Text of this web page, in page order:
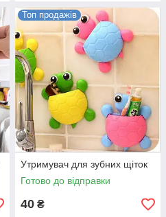
Топ продажів
Утримувач для зубних щіток
Готово до відправки
40 ₴